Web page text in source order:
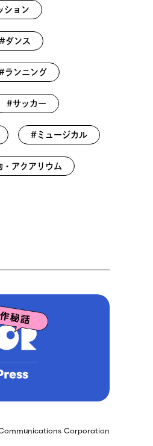
ション
#ダンス
ランニング
#サッカー
#ミュージカル
・アクアリウム
Corporation